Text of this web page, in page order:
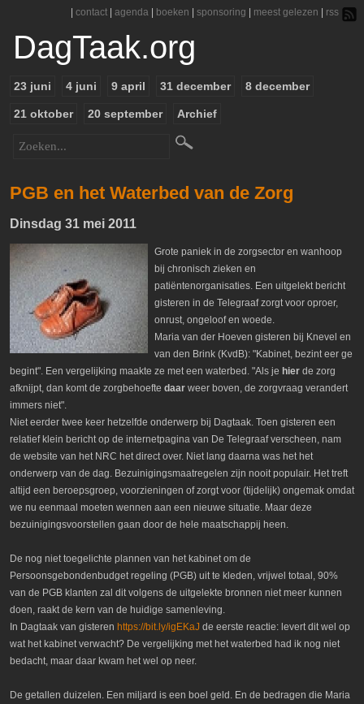
contact agenda boeken sponsoring meest gelezen rss
DagTaak.org
23 juni 4 juni 9 april 31 december 8 december
21 oktober 20 september Archief
PGB en het Waterbed van de Zorg
Dinsdag 31 mei 2011
Grote paniek in de zorgsector en wanhoop
bij chronisch zieken en
patiëntenorganisaties. Een uitgelekt bericht
gisteren in de Telegraaf zorgt voor oproer,
onrust, ongeloof en woede.
Maria van der Hoeven gisteren bij Knevel en
van den Brink (KvdB): "Kabinet, bezint eer ge
begint". Een vergelijking maakte ze met een waterbed. "Als je hier de zorg
afknijpt, dan komt de zorgbehoefte daar weer boven, de zorgvraag verandert
immers niet".
Niet eerder twee keer hetzelfde onderwerp bij Dagtaak. Toen gisteren een
relatief klein bericht op de internetpagina van De Telegraaf verscheen, nam
de website van het NRC het direct over. Niet lang daarna was het het
onderwerp van de dag. Bezuinigingsmaatregelen zijn nooit populair. Het treft
altijd een beroepsgroep, voorzieningen of zorgt voor (tijdelijk) ongemak omdat
we nu eenmaal moeten wennen aan een nieuwe situatie. Maar deze
bezuinigingsvoorstellen gaan door de hele maatschappij heen.
De nog niet toegelichte plannen van het kabinet om de
Persoonsgebondenbudget regeling (PGB) uit te kleden, vrijwel totaal, 90%
van de PGB klanten zal dit volgens de uitgelekte bronnen niet meer kunnen
doen, raakt de kern van de huidige samenleving.
In Dagtaak van gisteren https://bit.ly/igEKaJ de eerste reactie: levert dit wel op
wat het kabinet verwacht? De vergelijking met het waterbed had ik nog niet
bedacht, maar daar kwam het wel op neer.
De getallen duizelen. Een miljard is een boel geld. En de bedragen die Maria